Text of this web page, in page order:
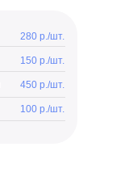
280 р./шт.
150 р./шт.
450 р./шт.
100 р./шт.